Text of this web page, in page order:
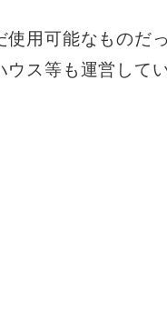
使用可能なものだ
ス等も運営して